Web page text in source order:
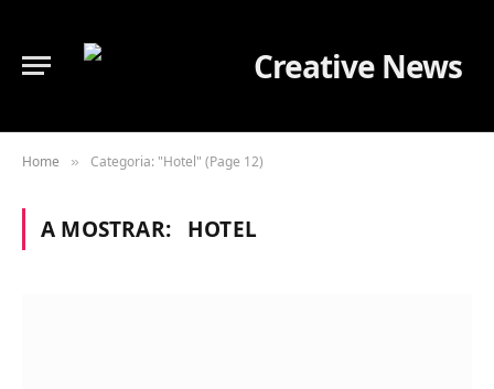
Home » Categoria: "Hotel" (Page 12)
A MOSTRAR: HOTEL